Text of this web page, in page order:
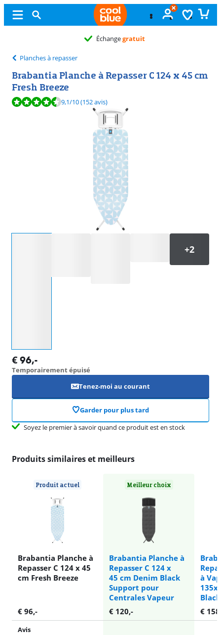
Échangegratuit
Planches à repasser
Brabantia Planche à Repasser C 124 x 45 cm
Fresh Breeze
La note est de 9,1 sur 10, basée sur 152 avis.
9,1/10(152 avis)
€ 96,-
Temporairement épuisé
Tenez-moi au courant
Garder pour plus tard
Soyez le premier à savoir quand ce produit est en stock
Produits similaires et meilleurs
Produit actuel
Brabantia Planche à
Repasser C 124 x 45
cm Fresh Breeze
Meilleur choix
Brabantia Planche à
Repasser C 124 x
45 cm Denim Black
Support pour
Centrales Vapeur
à
Black
€ 96,- € 120,- € 158
Avis